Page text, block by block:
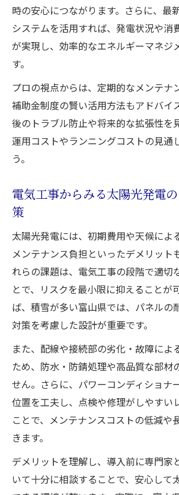
時の安心につながります。さらに、最
システムを活用すれば、発電状況や消
が実現し、効率的なエネルギーマネジ
す。
プロの視点からは、定期的なメンテナ
補助金制度の賢い活用方法もアドバイ
後のトラブル防止や将来的な拡張性を
運用コストやランニングコストの見通
う。
電気工事からみる太陽光発電
策
太陽光発電には、初期費用や天候によ
メンテナンス負担といったデメリット
れらの課題は、電気工事の段階で適切
とで、リスクを最小限に抑えることが
ば、積雪が多い富山県では、パネルの
対策を考慮した設計が重要です。
また、配線や接続部の劣化・故障によ
ため、防水・防錆処理や高品質な部材
せん。さらに、パワーコンディショナ
位置を工夫し、点検や修理がしやすい
ことで、メンテナンスコストの低減や
きます。
デメリットを理解し、導入前に専門家
いて十分に相談することで、安心して